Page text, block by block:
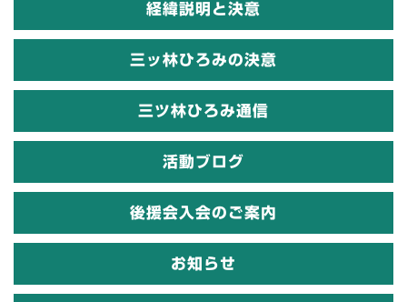
経緯説明と決意
三ッ林ひろみの決意
三ツ林ひろみ通信
活動ブログ
後援会入会のご案内
お知らせ